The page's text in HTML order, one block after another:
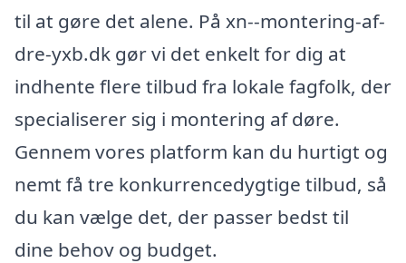
til at gøre det alene. På xn--montering-af-
dre-yxb.dk gør vi det enkelt for dig at
indhente flere tilbud fra lokale fagfolk, der
specialiserer sig i montering af døre.
Gennem vores platform kan du hurtigt og
nemt få tre konkurrencedygtige tilbud, så
du kan vælge det, der passer bedst til
dine behov og budget.